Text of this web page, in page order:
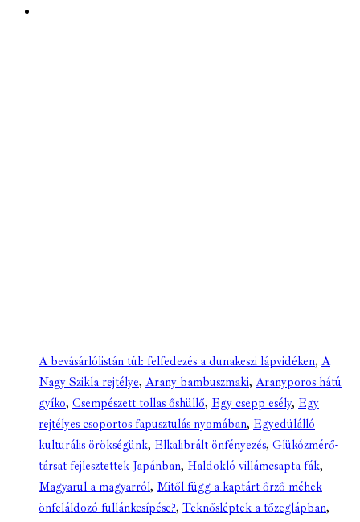
A bevásárlólistán túl: felfedezés a dunakeszi lápvidéken, A
Nagy Szikla rejtélye, Arany bambuszmaki, Aranyporos hátú
gyíko, Csempészett tollas őshüllő, Egy csepp esély, Egy
rejtélyes csoportos fapusztulás nyomában, Egyedülálló
kulturális örökségünk, Elkalibrált önfényezés, Glükózmérő-
társat fejlesztettek Japánban, Haldokló villámcsapta fák,
Magyarul a magyarról, Mitől függ a kaptárt őrző méhek
önfeláldozó fullánkcsípése?, Teknősléptek a tőzeglápban,